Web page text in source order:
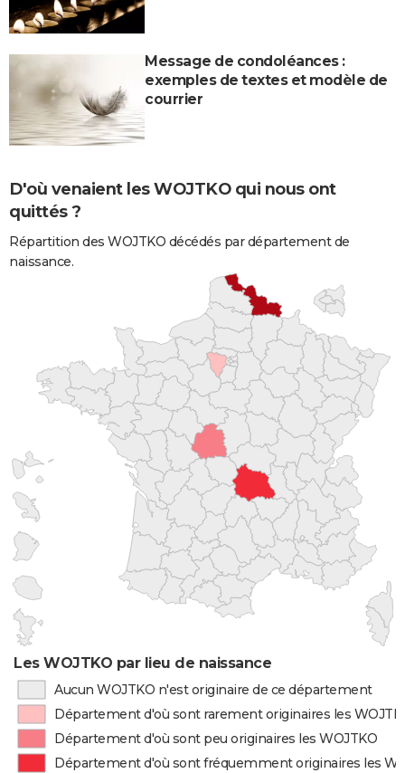
Message de condoléances :
exemples de textes et modèle de
courrier
D'où venaient les WOJTKO qui nous ont
quittés ?
Répartition des WOJTKO décédés par département de
naissance.
Les WOJTKO par lieu de naissance
Aucun WOJTKO n'est originaire de ce département
Département d'où sont rarement originaires les
Département d'où sont peu originaires les WOJTKO
Département d'où sont fréquemment originaires les